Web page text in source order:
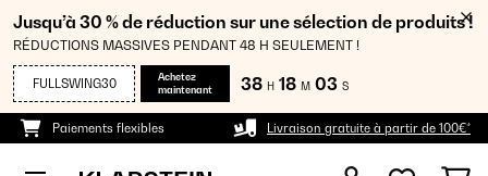
Jusqu’à 30 % de réduction sur une sélection de produits !
RÉDUCTIONS MASSIVES PENDANT 48 H SEULEMENT !
FULLSWING30
Achetez
maintenant
38 H 18 M 02 S
Paiements flexibles Livraison gratuite à partir de 100€*